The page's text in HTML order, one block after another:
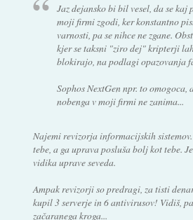
Jaz dejansko bi bil vesel, da se kaj
moji firmi zgodi, ker konstantno
varnosti, pa se nihce ne zgane.
kjer se taksni "ziro dej" kripterji
blokirajo, na podlagi opazovanja
Sophos NextGen npr. to omogoca,
nobenga v moji firmi ne zanima...
Najemi revizorja informacijskih
tebe, a ga uprava posluša bolj kot tebe.
vidika uprave seveda.
Ampak revizorji so predragi, za tisti
kupil 3 serverje in 6 antivirusov! Vidiš,
začaranega kroga...